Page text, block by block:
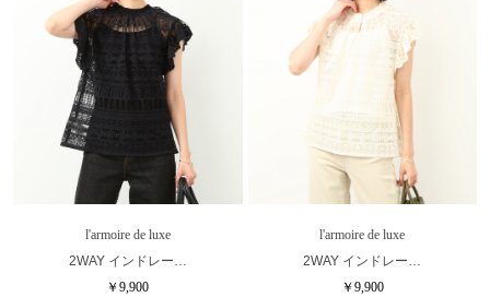
l'armoire de luxe
2WAY インドレー…
￥9,900
l'armoire de luxe
2WAY インドレー…
￥9,900